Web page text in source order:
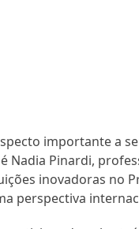
importante a
Nadia Pinardi,
inovadoras no
perspectiva